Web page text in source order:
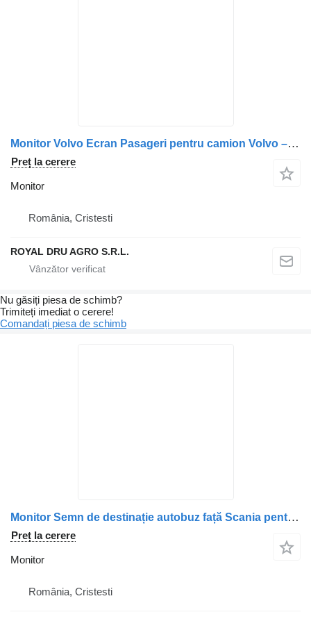
Monitor Volvo Ecran Pasageri pentru camion Volvo – Coduri 20557622, 20998104, 21164914
Preț la cerere
Monitor
România, Cristesti
ROYAL DRU AGRO S.R.L.
Nu găsiți piesa de schimb?
Trimiteți imediat o cerere!
Comandați piesa de schimb
Monitor Semn de destinație autobuz față Scania pentru camion
Preț la cerere
Monitor
România, Cristesti